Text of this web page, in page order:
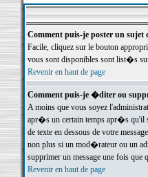
Comment puis-je poster un sujet
Facile, cliquez sur le bouton
vous sont disponibles sont list�s
Revenir en haut de page
Comment puis-je �diter ou
A moins que vous soyez
apr�s un certain temps apr�s qu'il
de texte en dessous de votre
non plus si un mod�rateur ou un
supprimer un message une fois
Revenir en haut de page